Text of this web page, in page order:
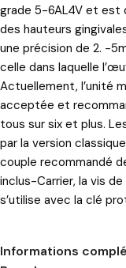
grade 5-6AL4V et est
des hauteurs
une précision de 2. -
celle dans laquelle
Actuellement, l’unité
acceptée et
tous sur six et plus.
par la version
couple recommandé
inclus-Carrier, la vis
s’utilise avec la clé
Informations